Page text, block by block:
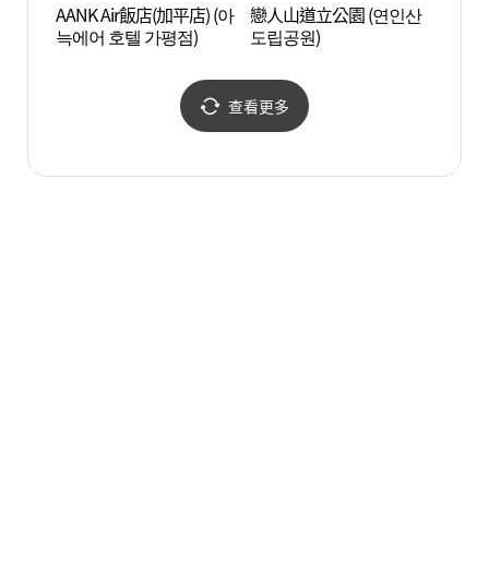
AANK Air飯店(加平店) (아
늑에어 호텔 가평점)
戀人山道立公園 (연인산
도립공원)
查看更多